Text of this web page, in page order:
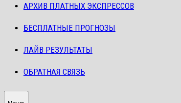
АРХИВ ПЛАТНЫХ ЭКСПРЕССОВ
БЕСПЛАТНЫЕ ПРОГНОЗЫ
ЛАЙВ РЕЗУЛЬТАТЫ
ОБРАТНАЯ СВЯЗЬ